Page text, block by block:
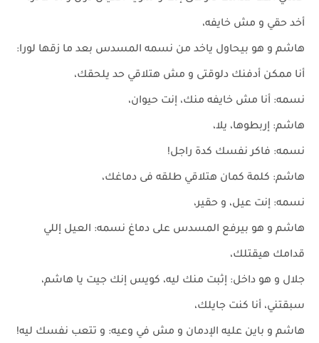
أخد حقي و مش خايفه،
هاشم و هو بيحاول ياخد من نسمه المسدس بعد ما زقها لورا:
أنا ممكن أدفنك دلوقتى و مش هتلاقي حد يلحقك،
نسمه: أنا مش خايفه منك، إنت حيوان،
هاشم: إربطوها، يلا،
نسمه: فاكر نفسك كدة راجل!
هاشم: كلمة كمان هتلاقي طلقه فى دماغك،
نسمه: إنت عيل، و حقير،
هاشم و هو بيرفع المسدس على دماغ نسمه: العيل إللي
قدامك هيقتلك،
جلال و هو داخل: إثبت منك ليه، كويس إنك جيت يا هاشم،
سبقتني، أنا كنت جايلك،
هاشم و باين عليه الإدمان و مش في وعيه: و تتعب نفسك ليه!